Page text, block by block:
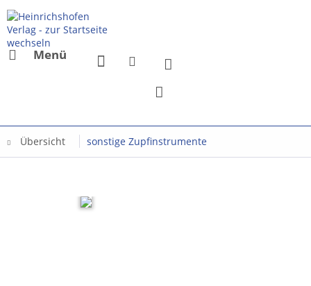
Menü
Übersicht sonstige Zupfinstrumente